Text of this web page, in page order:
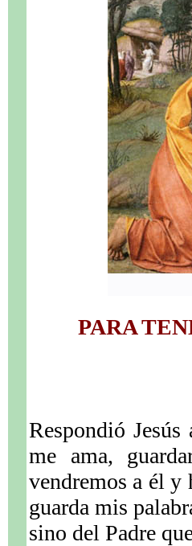
PARA
Respondió
me ama,
vendremos a él y
guarda mis
sino del Padre